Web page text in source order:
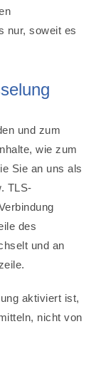
nur, soweit es
und zum
wie zum
Sie an uns als
TLS-
des
und an
aktiviert ist,
nicht von